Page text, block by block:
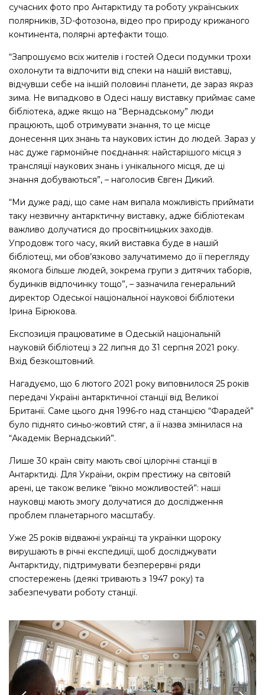
сучасних фото про Антарктиду та роботу українських
полярників, 3D-фотозона, відео про природу крижаного
континента, полярні артефакти тощо.
“Запрошуємо всіх жителів і гостей Одеси подумки трохи
охолонути та відпочити від спеки на нашій виставці,
відчувши себе на іншій половині планети, де зараз якраз
зима. Не випадково в Одесі нашу виставку приймає саме
бібліотека, адже якщо на “Вернадському” люди
працюють, щоб отримувати знання, то це місце
донесення цих знань та наукових істин до людей. Зараз у
нас дуже гармонійне поєднання: найстарішого місця з
трансляції наукових знань і унікального місця, де ці
знання добуваються”, – наголосив Євген Дикий.
“Ми дуже раді, що саме нам випала можливість приймати
таку незвичну антарктичну виставку, адже бібліотекам
важливо долучатися до просвітницьких заходів.
Упродовж того часу, який виставка буде в нашій
бібліотеці, ми обов’язково залучатимемо до її перегляду
якомога більше людей, зокрема групи з дитячих таборів,
будинків відпочинку тощо”, – зазначила генеральний
директор Одеської національної наукової бібліотеки
Ірина Бірюкова.
Експозиція працюватиме в Одеській національній
науковій бібліотеці з 22 липня до 31 серпня 2021 року.
Вхід безкоштовний.
Нагадуємо, що 6 лютого 2021 року виповнилося 25 років
передачі Україні антарктичної станції від Великої
Британії. Саме цього дня 1996-го над станцією “Фарадей”
було піднято синьо-жовтий стяг, а її назва змінилася на
“Академік Вернадський”.
Лише 30 країн світу мають свої цілорічні станції в
Антарктиді. Для України, окрім престижу на світовій
арені, це також велике “вікно можливостей”: наші
науковці мають змогу долучатися до дослідження
проблем планетарного масштабу.
Уже 25 років відважні українці та українки щороку
вирушають в річні експедиції, щоб досліджувати
Антарктиду, підтримувати безперервні ряди
спостережень (деякі тривають з 1947 року) та
забезпечувати роботу станції.